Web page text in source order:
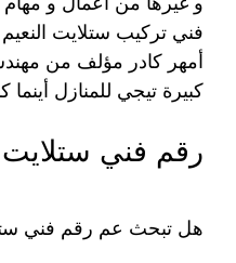
فني تركيب ستلايت
أمهر كادر مؤلف من
كبيرة تيجي للمنازل
رقم فني ستلايت
هل تبحث عم رقم فني